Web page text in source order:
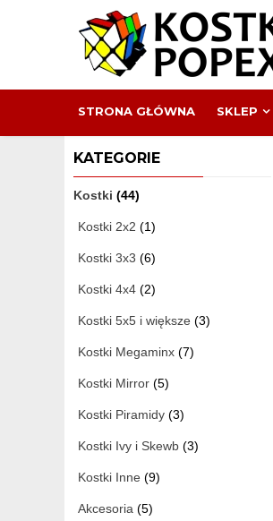
STRONA GŁÓWNA SKLEP
KATEGORIE
Kostki (44)
Kostki 2x2 (1)
Kostki 3x3 (6)
Kostki 4x4 (2)
Kostki 5x5 i większe (3)
Kostki Megaminx (7)
Kostki Mirror (5)
Kostki Piramidy (3)
Kostki Ivy i Skewb (3)
Kostki Inne (9)
Akcesoria (5)